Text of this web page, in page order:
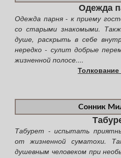
Одежда
Одежда парня - к приему
со старыми знакомыми.
душе, раскрыть в себе
нередко - сулит добрые
жизненной полосе....
Толкование
Сонник
Табурет - испытать
от жизненной суматохи.
душевным человеком при